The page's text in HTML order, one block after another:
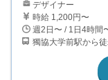
デザイナー
時給 1,200円〜
週2日〜 / 1日4時間